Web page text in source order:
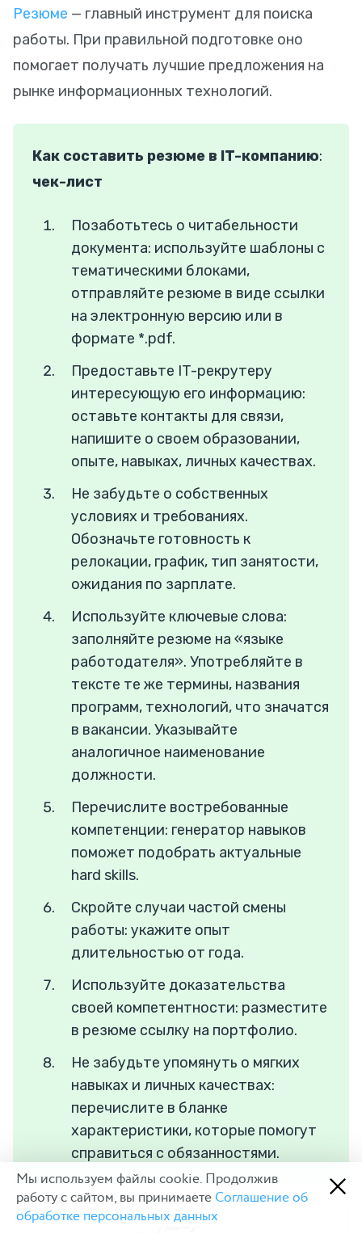
Резюме — главный инструмент для поиска
работы. При правильной подготовке оно
помогает получать лучшие предложения на
рынке информационных технологий.
Как составить резюме в IT-компанию:
чек-лист
Позаботьтесь о читабельности
документа: используйте шаблоны с
тематическими блоками,
отправляйте резюме в виде ссылки
на электронную версию или в
формате *.pdf.
Предоставьте IT-рекрутеру
интересующую его информацию:
оставьте контакты для связи,
напишите о своем образовании,
опыте, навыках, личных качествах.
Не забудьте о собственных
условиях и требованиях.
Обозначьте готовность к
релокации, график, тип занятости,
ожидания по зарплате.
Используйте ключевые слова:
заполняйте резюме на «языке
работодателя». Употребляйте в
тексте те же термины, названия
программ, технологий, что значатся
в вакансии. Указывайте
аналогичное наименование
должности.
Перечислите востребованные
компетенции: генератор навыков
поможет подобрать актуальные
hard skills.
Скройте случаи частой смены
работы: укажите опыт
длительностью от года.
Используйте доказательства
своей компетентности: разместите
в резюме ссылку на портфолио.
Не забудьте упомянуть о мягких
навыках и личных качествах:
перечислите в бланке
характеристики, которые помогут
справиться с обязанностями.
Мы используем файлы cookie. Продолжив
работу с сайтом, вы принимаетеСоглашение об
обработке персональных данных